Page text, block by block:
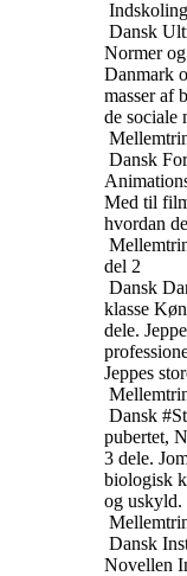
Dansk
Normer
Danmark
masser af
de sociale
Dansk
Med til
hvordan
del 2
Dansk
klasse
dele.
Jeppes
Dansk
pubertet,
3 dele.
biologisk
og uskyld.
Dansk
Novellen